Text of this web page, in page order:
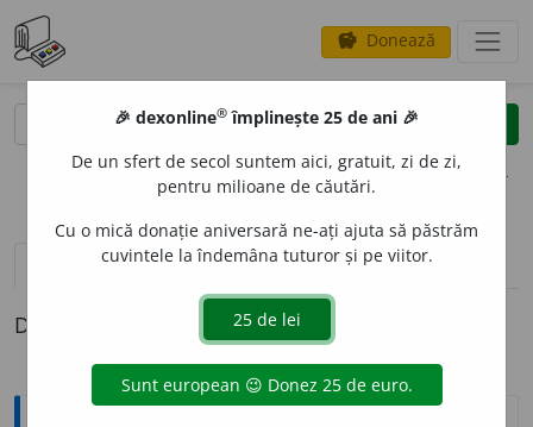
savings Donează
clear
opțiuni
definiții (1)
Definiția cu ID-ul 949776:
🎉 dexonline® împlinește 25 de ani 🎉
De un sfert de secol suntem aici, gratuit, zi de zi,
pentru milioane de căutări.
Cu o mică donație aniversară ne-ați ajuta să păstrăm
cuvintele la îndemâna tuturor și pe viitor.